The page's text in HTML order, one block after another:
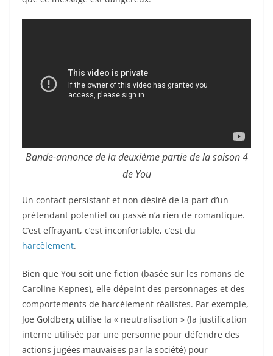
Bande-annonce de la deuxième partie de la saison 4
de You
Un contact persistant et non désiré de la part d’un
prétendant potentiel ou passé n’a rien de romantique.
C’est effrayant, c’est inconfortable, c’est du
harcèlement.
Bien que You soit une fiction (basée sur les romans de
Caroline Kepnes), elle dépeint des personnages et des
comportements de harcèlement réalistes. Par exemple,
Joe Goldberg utilise la « neutralisation » (la justification
interne utilisée par une personne pour défendre des
actions jugées mauvaises par la société) pour